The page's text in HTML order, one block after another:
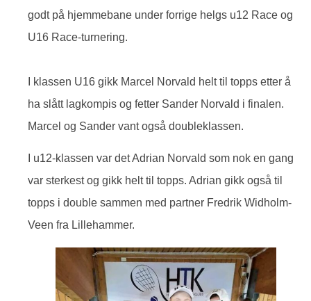
godt på hjemmebane under forrige helgs u12 Race og
U16 Race-turnering.
I klassen U16 gikk Marcel Norvald helt til topps etter å
ha slått lagkompis og fetter Sander Norvald i finalen.
Marcel og Sander vant også doubleklassen.
I u12-klassen var det Adrian Norvald som nok en gang
var sterkest og gikk helt til topps. Adrian gikk også til
topps i double sammen med partner Fredrik Widholm-
Veen fra Lillehammer.